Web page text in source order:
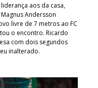
aos da casa,
Andersson
livre de 7 metros ao FC
o encontro. Ricardo
com dois segundos
inalterado.